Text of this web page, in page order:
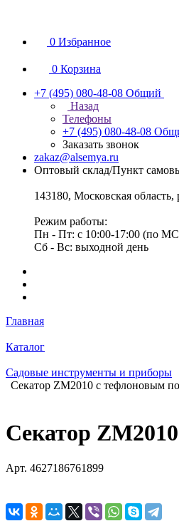
0 Избранное
0 Корзина
+7 (495) 080-48-08 Общий
Назад
Телефоны
+7 (495) 080-48-08
Заказать звонок
zakaz@alsemya.ru
Оптовый склад/Пункт
143180, Московская
Режим работы:
Пн - Пт: с 10:00-17:00 (по
Сб - Вс: выходной день
Главная
Каталог
Садовые инструменты и приборы
Секатор ZM2010 c тефлоновым
Секатор
Арт. 4627186761899